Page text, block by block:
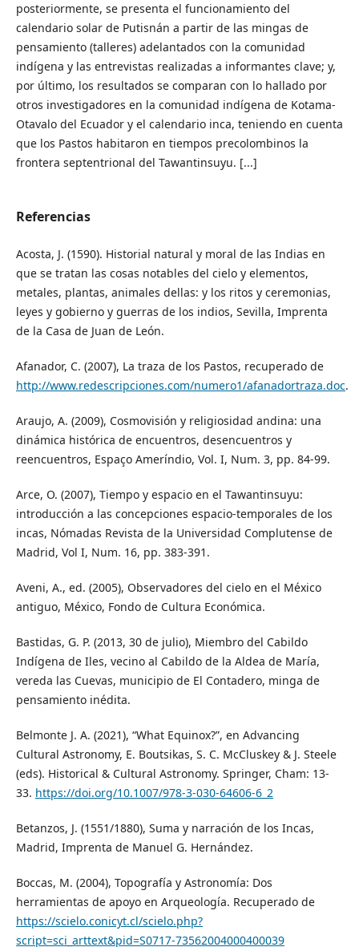
posteriormente, se presenta el funcionamiento del
calendario solar de Putisnán a partir de las mingas de
pensamiento (talleres) adelantados con la comunidad
indígena y las entrevistas realizadas a informantes clave; y,
por último, los resultados se comparan con lo hallado por
otros investigadores en la comunidad indígena de Kotama-
Otavalo del Ecuador y el calendario inca, teniendo en cuenta
que los Pastos habitaron en tiempos precolombinos la
frontera septentrional del Tawantinsuyu. [...]
Referencias
Acosta, J. (1590). Historial natural y moral de las Indias en
que se tratan las cosas notables del cielo y elementos,
metales, plantas, animales dellas: y los ritos y ceremonias,
leyes y gobierno y guerras de los indios, Sevilla, Imprenta
de la Casa de Juan de León.
Afanador, C. (2007), La traza de los Pastos, recuperado de
http://www.redescripciones.com/numero1/afanadortraza.doc.
Araujo, A. (2009), Cosmovisión y religiosidad andina: una
dinámica histórica de encuentros, desencuentros y
reencuentros, Espaço Ameríndio, Vol. I, Num. 3, pp. 84-99.
Arce, O. (2007), Tiempo y espacio en el Tawantinsuyu:
introducción a las concepciones espacio-temporales de los
incas, Nómadas Revista de la Universidad Complutense de
Madrid, Vol I, Num. 16, pp. 383-391.
Aveni, A., ed. (2005), Observadores del cielo en el México
antiguo, México, Fondo de Cultura Económica.
Bastidas, G. P. (2013, 30 de julio), Miembro del Cabildo
Indígena de Iles, vecino al Cabildo de la Aldea de María,
vereda las Cuevas, municipio de El Contadero, minga de
pensamiento inédita.
Belmonte J. A. (2021), “What Equinox?”, en Advancing
Cultural Astronomy, E. Boutsikas, S. C. McCluskey & J. Steele
(eds). Historical & Cultural Astronomy. Springer, Cham: 13-
33. https://doi.org/10.1007/978-3-030-64606-6_2
Betanzos, J. (1551/1880), Suma y narración de los Incas,
Madrid, Imprenta de Manuel G. Hernández.
Boccas, M. (2004), Topografía y Astronomía: Dos
herramientas de apoyo en Arqueología. Recuperado de
https://scielo.conicyt.cl/scielo.php?
script=sci_arttext&pid=S0717-73562004000400039